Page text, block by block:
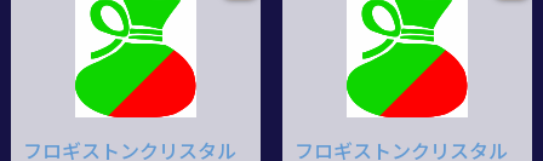
フロギストンクリスタル
フロギストンクリスタル